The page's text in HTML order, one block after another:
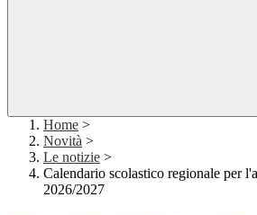
Home >
Novità >
Le notizie >
Calendario scolastico regionale per
2026/2027